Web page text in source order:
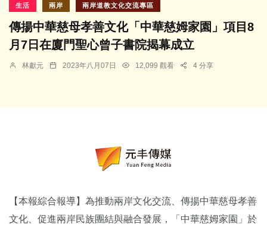
生活 兩岸 兩岸道教文化交流專區
傳揚中華慈母孝善文化「中華慈姆家園」項目8
月7日在廈門聖心曾子書院揭幕成立
林獻元 2023年八月07日 12,099 觀看 4 分享
【本報綜合報導】為推動兩岸文化交流、傳揚中華慈母孝善
文化、促進兩岸民族團結與融合發展，「中華慈姆家園」於